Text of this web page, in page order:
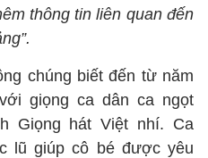
thông tin liên quan đến
chúng biết đến từ năm
giọng ca dân ca ngọt
Giọng hát Việt nhí. Ca
lũ giúp cô bé được yêu